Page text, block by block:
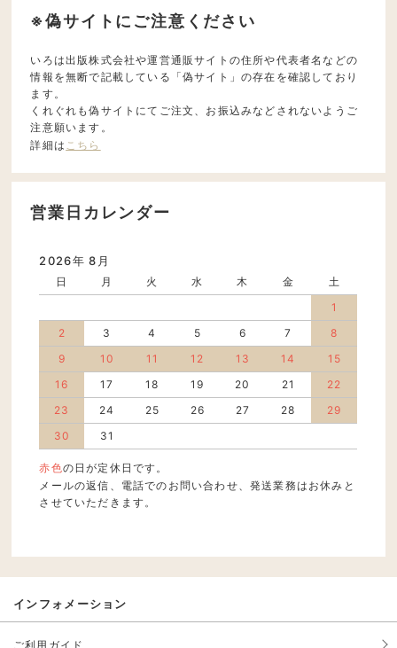
※偽サイトにご注意ください
いろは出版株式会社や運営通販サイトの住所や代表者名などの
情報を無断で記載している「偽サイト」の存在を確認しており
ます。
くれぐれも偽サイトにてご注文、お振込みなどされないようご
注意願います。
詳細は こちら
営業日カレンダー
2026年 8月
日 月 火 水 木 金
土
1
2
3 4 5 6 7
8
9
10 11 12 13 14
15
16
17 18 19 20 21
22
23
24 25 26 27 28
29
30
31
赤色の日が定休日です。
メールの返信、電話でのお問い合わせ、発送業務はお休みと
させていただきます。
インフォメーション
ご利用ガイド